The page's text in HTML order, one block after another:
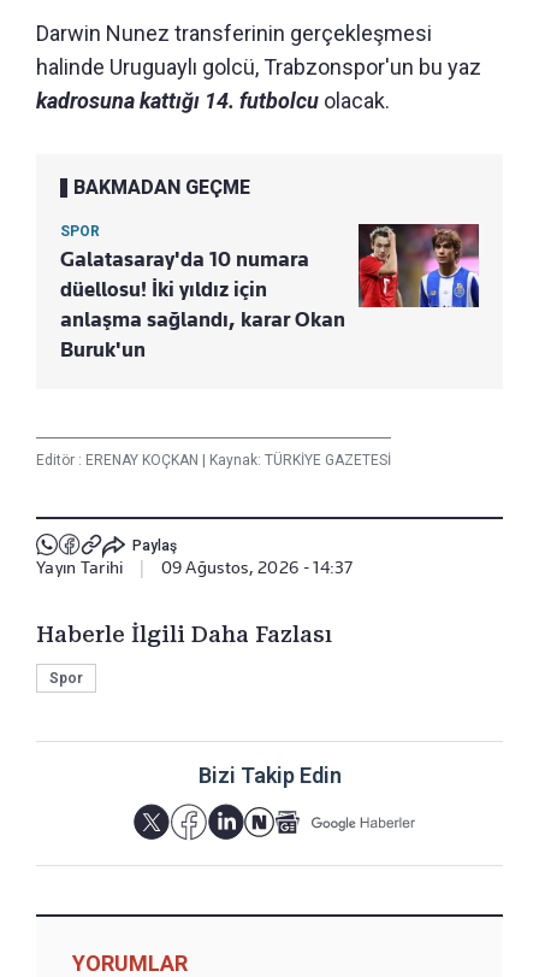
Darwin Nunez transferinin gerçekleşmesi
halinde Uruguaylı golcü, Trabzonspor'un bu yaz
kadrosuna kattığı 14. futbolcu olacak.
BAKMADAN GEÇME
SPOR
Galatasaray'da 10 numara
düellosu! İki yıldız için
anlaşma sağlandı, karar Okan
Buruk'un
Editör : ERENAY KOÇKAN | Kaynak: TÜRKİYE GAZETESİ
Paylaş
Yayın Tarihi 09 Ağustos, 2026 - 14:37
Haberle İlgili Daha Fazlası
Spor
Bizi Takip Edin
YORUMLAR